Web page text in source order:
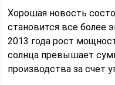
Хорошая новость
становится все более
2013 года рост
солнца превышает
производства за счет